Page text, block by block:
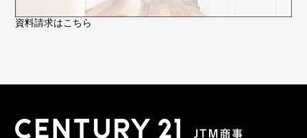
資料請求はこちら